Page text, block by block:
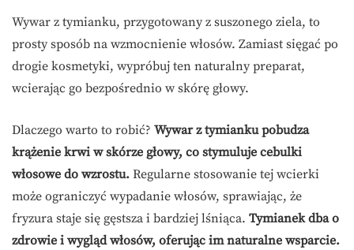
Wywar z tymianku, przygotowany z suszonego ziela, to
prosty sposób na wzmocnienie włosów. Zamiast sięgać po
drogie kosmetyki, wypróbuj ten naturalny preparat,
wcierając go bezpośrednio w skórę głowy.
Dlaczego warto to robić? Wywar z tymianku pobudza
krążenie krwi w skórze głowy, co stymuluje cebulki
włosowe do wzrostu. Regularne stosowanie tej wcierki
może ograniczyć wypadanie włosów, sprawiając, że
fryzura staje się gęstsza i bardziej lśniąca. Tymianek dba o
zdrowie i wygląd włosów, oferując im naturalne wsparcie.